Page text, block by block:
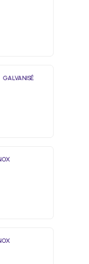
GALVANISÉ